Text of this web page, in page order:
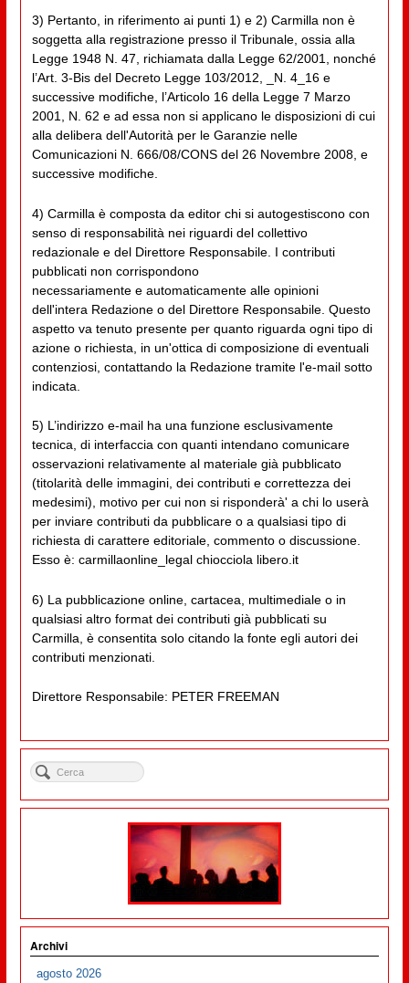
3) Pertanto, in riferimento ai punti 1) e 2) Carmilla non è
soggetta alla registrazione presso il Tribunale, ossia alla
Legge 1948 N. 47, richiamata dalla Legge 62/2001, nonché
l’Art. 3-Bis del Decreto Legge 103/2012, _N. 4_16 e
successive modifiche, l’Articolo 16 della Legge 7 Marzo
2001, N. 62 e ad essa non si applicano le disposizioni di cui
alla delibera dell'Autorità per le Garanzie nelle
Comunicazioni N. 666/08/CONS del 26 Novembre 2008, e
successive modifiche.
4) Carmilla è composta da editor chi si autogestiscono con
senso di responsabilità nei riguardi del collettivo
redazionale e del Direttore Responsabile. I contributi
pubblicati non corrispondono
necessariamente e automaticamente alle opinioni
dell'intera Redazione o del Direttore Responsabile. Questo
aspetto va tenuto presente per quanto riguarda ogni tipo di
azione o richiesta, in un'ottica di composizione di eventuali
contenziosi, contattando la Redazione tramite l'e-mail sotto
indicata.
5) L’indirizzo e-mail ha una funzione esclusivamente
tecnica, di interfaccia con quanti intendano comunicare
osservazioni relativamente al materiale già pubblicato
(titolarità delle immagini, dei contributi e correttezza dei
medesimi), motivo per cui non si risponderà' a chi lo userà
per inviare contributi da pubblicare o a qualsiasi tipo di
richiesta di carattere editoriale, commento o discussione.
Esso è: carmillaonline_legal chiocciola libero.it
6) La pubblicazione online, cartacea, multimediale o in
qualsiasi altro format dei contributi già pubblicati su
Carmilla, è consentita solo citando la fonte egli autori dei
contributi menzionati.
Direttore Responsabile: PETER FREEMAN
Archivi
agosto 2026